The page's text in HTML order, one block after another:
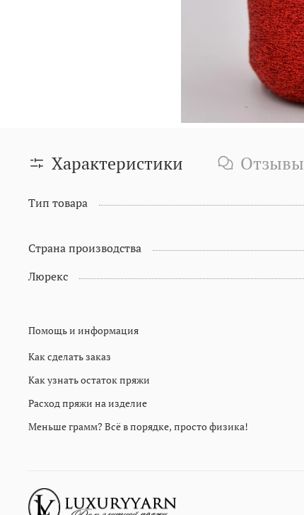
Характеристики Отзывы
Тип товара
Страна производства
Люрекс
Помощь и информация
Как сделать заказ
Как узнать остаток пряжи
Расход пряжи на изделие
Меньше грамм? Всё в порядке, просто физика!